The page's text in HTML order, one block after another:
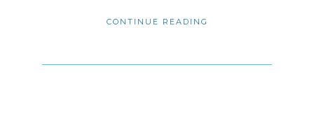
CONTINUE READING